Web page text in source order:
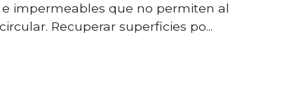
e impermeables que no permiten al
Recuperar superficies po...